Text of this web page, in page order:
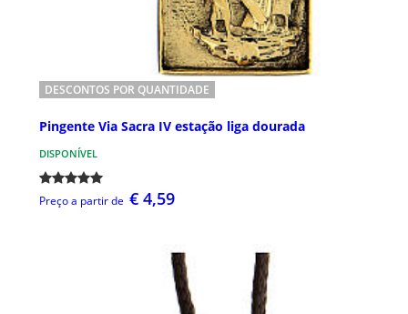
DESCONTOS POR QUANTIDADE
Pingente Via Sacra IV estação liga dourada
DISPONÍVEL
Preço a partir de € 4,59